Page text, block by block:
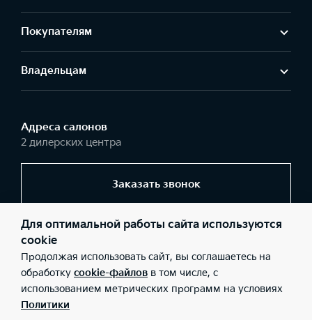
Покупателям
Владельцам
Адреса салонов
2 дилерских центра
Заказать звонок
© 2026 Юридические лица ООО «АМКапитал» (Фактический
+74951534996; ИНН: 7708607959; ОГРН: 5067746028312), ООО
«АМКапитал» (Фактический адрес: г. Москва, 105 км. МКАД
(внешняя сторона), микрорайон 1-го Мая, д. 14; Телефон:
+74951534924; ИНН: 7708607959), ООО «Киа Россия и СНГ»
(Фактический адрес: г.Москва, Валовая 26; Телефон: 8 800 301
08 80; ИНН: 7728674093; ОГРН: 5087746291760) ведут
Для оптимальной работы сайта используются
cookie
Продолжая использовать сайт, вы соглашаетесь на
обработку cookie-файлов в том числе, с
использованием метрических программ на условиях
Политики